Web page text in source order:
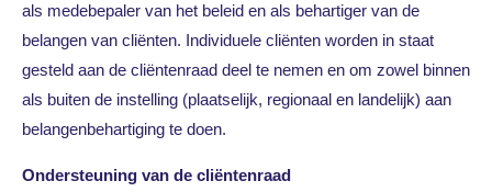
als medebepaler van het beleid en als behartiger van de
belangen van cliënten. Individuele cliënten worden in staat
gesteld aan de cliëntenraad deel te nemen en om zowel binnen
als buiten de instelling (plaatselijk, regionaal en landelijk) aan
belangenbehartiging te doen.
Ondersteuning van de cliëntenraad